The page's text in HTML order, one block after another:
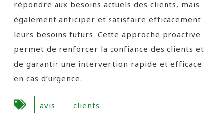
répondre aux besoins actuels des clients, mais
également anticiper et satisfaire efficacement
leurs besoins futurs. Cette approche proactive
permet de renforcer la confiance des clients et
de garantir une intervention rapide et efficace
en cas d’urgence.
avis clients